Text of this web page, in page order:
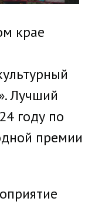
крае
Лучший
году по
премии